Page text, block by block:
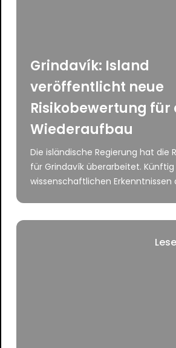
Grindavík: Island
veröffentlicht neue
Risikobewertung für
Wiederaufbau
Die isländische Regierung hat die
für Grindavík überarbeitet.
wissenschaftlichen Erkenntnissen